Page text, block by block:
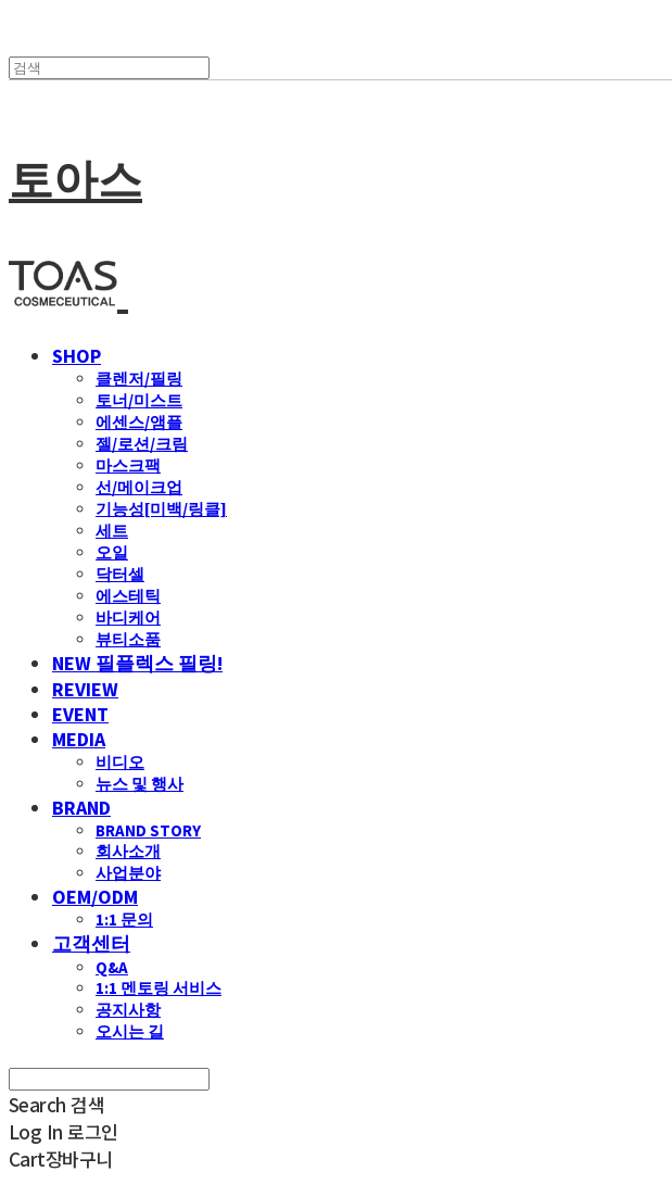
토아스
SHOP
클렌저/필링
토너/미스트
에센스/앰플
젤/로션/크림
마스크팩
선/메이크업
기능성[미백/링클]
세트
오일
닥터셀
에스테틱
바디케어
뷰티소품
NEW 필플렉스 필링!
REVIEW
EVENT
MEDIA
비디오
뉴스 및 행사
BRAND
BRAND STORY
회사소개
사업분야
OEM/ODM
1:1 문의
고객센터
Q&A
1:1 멘토링 서비스
공지사항
오시는 길
Search 검색
Log In 로그인
Cart장바구니